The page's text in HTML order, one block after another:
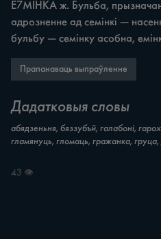
E7MIHKA ж. Бульба,
адрозненне ад семінкі —
бульбу — семінку асобна,
Прапанаваць выпраўленне
Дадатковыя словы
абядзеньня, бяззубъй, галабоні,
гламянуць, гломаць, гражанка, груца,
43 👁